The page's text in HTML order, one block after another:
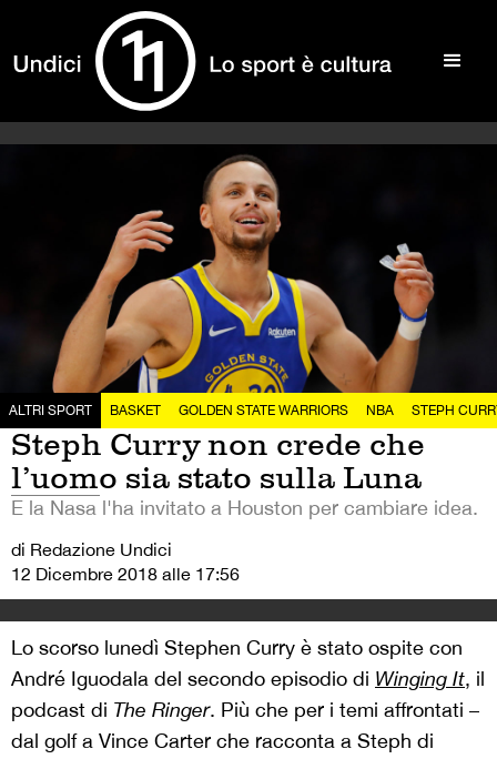
ALTRI SPORT BASKET GOLDEN STATE WARRIORS NBA STEPH
Steph Curry non crede che
l’uomo sia stato sulla Luna
E la Nasa l'ha invitato a Houston per cambiare idea.
di Redazione Undici
12 Dicembre 2018 alle 17:56
Lo scorso lunedì Stephen Curry è stato ospite con
André Iguodala del secondo episodio di Winging It, il
podcast di The Ringer. Più che per i temi affrontati –
dal golf a Vince Carter che racconta a Steph di